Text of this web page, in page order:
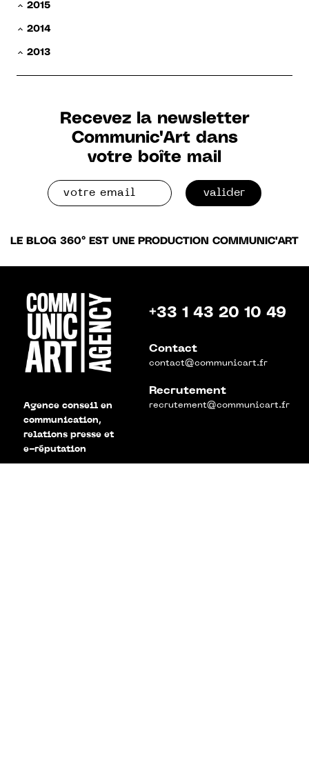
2015
2014
2013
Recevez la newsletter
Communic'Art dans
votre boîte mail
valider
LE BLOG 360° EST UNE PRODUCTION COMMUNIC'ART
Agence conseil en
communication,
relations presse et
e-réputation
+33 1 43 20 10 49
Contact
contact@communicart.fr
Recrutement
recrutement@communicart.fr